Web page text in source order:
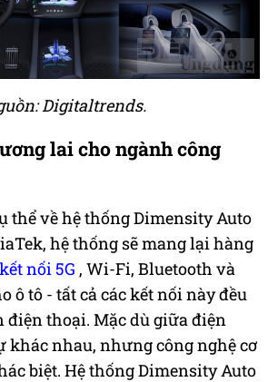
Digitaltrends.
lai cho ngành công
thể về hệ thống Dimensity Auto
hệ thống sẽ mang lại hàng
kết nối 5G , Wi-Fi, Bluetooth và
ô tô - tất cả các kết nối này đều
điện thoại. Mặc dù giữa điện
khác nhau, nhưng công nghệ cơ
biệt. Hệ thống Dimensity Auto